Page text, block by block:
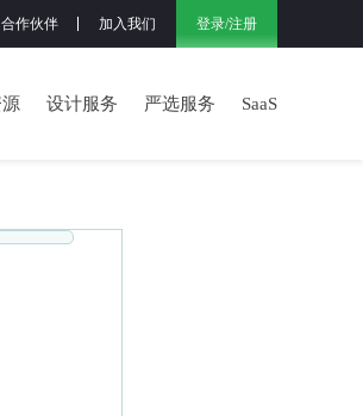
合作伙伴 加入我们 登录/注册
源 设计服务 严选服务 SaaS